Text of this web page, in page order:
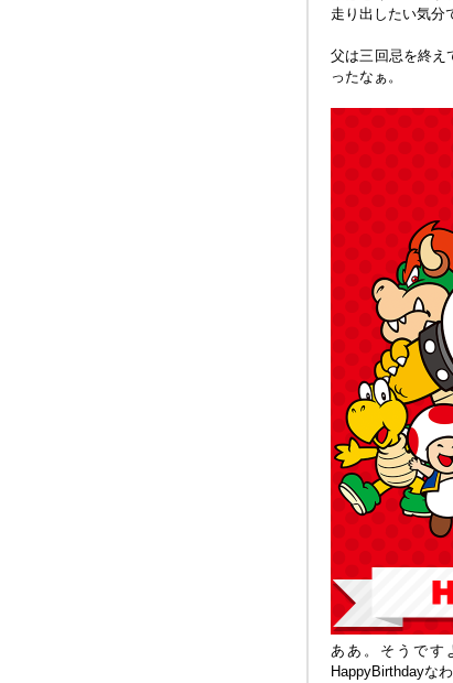
走り出したい気分
父は三回忌を終え
ったなぁ。
ああ。そうです
HappyBirthdayな